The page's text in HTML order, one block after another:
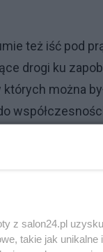
też iść pod
drogi ku
można
z salon24.pl
takie jak unikalne